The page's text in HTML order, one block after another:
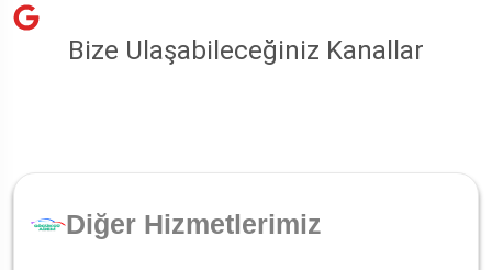
Bize Ulaşabileceğiniz Kanallar
Diğer Hizmetlerimiz